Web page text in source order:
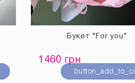
Букет "For you"
1460 грн